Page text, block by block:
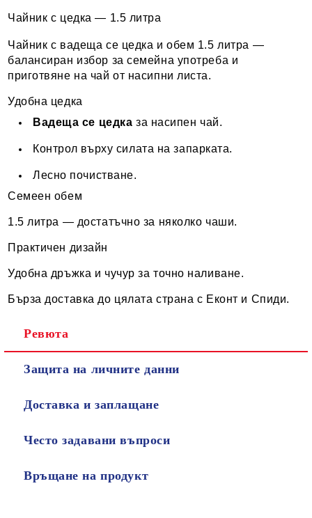
Чайник с цедка — 1.5 литра
Чайник с вадеща се цедка и обем 1.5 литра —
балансиран избор за семейна употреба и
приготвяне на чай от насипни листа.
Удобна цедка
Вадеща се цедка за насипен чай.
Контрол върху силата на запарката.
Лесно почистване.
Семеен обем
1.5 литра — достатъчно за няколко чаши.
Практичен дизайн
Удобна дръжка и чучур за точно наливане.
Бърза доставка до цялата страна с Еконт и Спиди.
Ревюта
Защита на личните данни
Доставка и заплащане
Често задавани въпроси
Връщане на продукт